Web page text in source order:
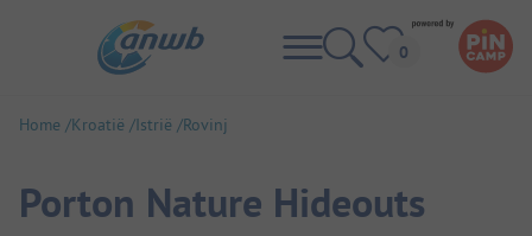
Home Kroatië Istrië Rovinj
Porton Nature Hideouts